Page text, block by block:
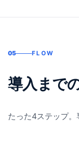
05 FLOW
導入まで
たった4ステップ。